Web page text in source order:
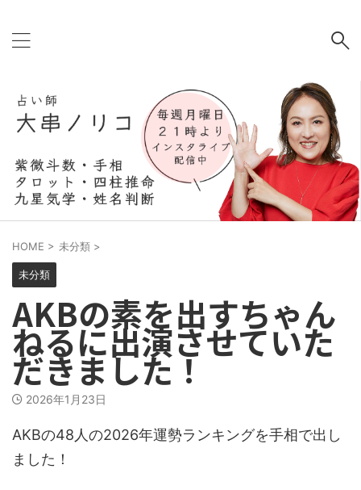
HOME > 未分類 >
未分類
AKBの素を出すちゃん
ねるに出演させていた
だきました！
2026年1月23日
AKBの48人の2026年運勢ランキングを手相で出し
ました！